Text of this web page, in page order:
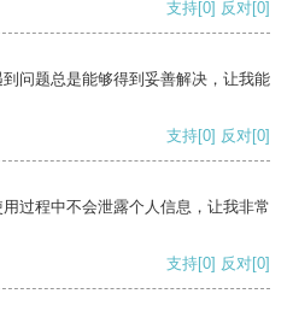
支持[0] 反对[0]
问题总是能够得到妥善解决，让我能
支持[0] 反对[0]
过程中不会泄露个人信息，让我非常
支持[0] 反对[0]